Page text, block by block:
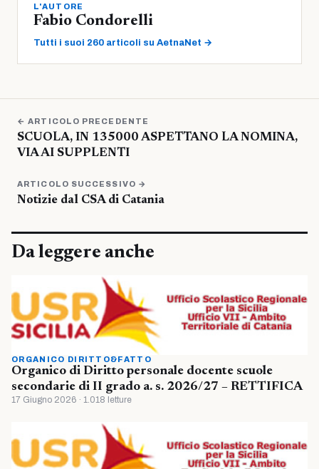
L'AUTORE
Fabio Condorelli
Tutti i suoi 260 articoli su AetnaNet →
← ARTICOLO PRECEDENTE
SCUOLA, IN 135000 ASPETTANO LA NOMINA,
VIA AI SUPPLENTI
ARTICOLO SUCCESSIVO →
Notizie dal CSA di Catania
Da leggere anche
ORGANICO DIRITTO&FATTO
Organico di Diritto personale docente scuole
secondarie di II grado a. s. 2026/27 – RETTIFICA
17 Giugno 2026 · 1.018 letture